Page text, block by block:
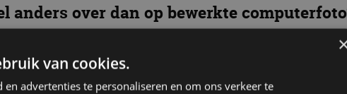
over dan op bewerkte
uit. In het echt stelt de hypercar
.
van cookies.
advertenties te personaliseren en om ons verkeer te